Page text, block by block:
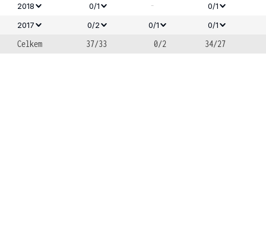
2018
0/1 -
0/1
2017
0/2 0/1 0/1
Celkem 37/33 0/2 34/27